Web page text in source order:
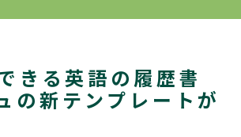
きる英語の履歴書
の新テンプレートが